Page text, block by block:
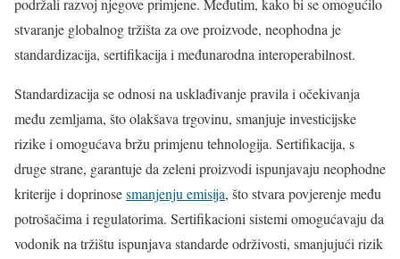
podržali razvoj njegove primjene. Međutim, kako bi se omogućilo
stvaranje globalnog tržišta za ove proizvode, neophodna je
standardizacija, sertifikacija i međunarodna interoperabilnost.
Standardizacija se odnosi na usklađivanje pravila i očekivanja
među zemljama, što olakšava trgovinu, smanjuje investicijske
rizike i omogućava bržu primjenu tehnologija. Sertifikacija, s
druge strane, garantuje da zeleni proizvodi ispunjavaju neophodne
kriterije i doprinosesmanjenju emisija, što stvara povjerenje među
potrošačima i regulatorima. Sertifikacioni sistemi omogućavaju da
vodonik na tržištu ispunjava standarde održivosti, smanjujući rizik